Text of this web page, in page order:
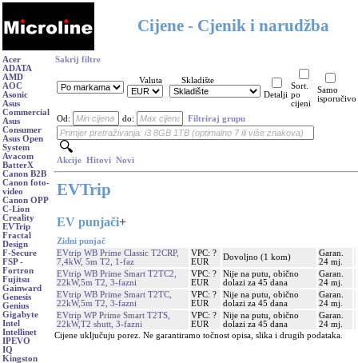
Cijene - Cjenik i narudžba
Acer
ADATA
AMD
AOC
Asonic
Asus
Commercial
Asus
Consumer
Asus Open
System
Avacom
BatterX
Canon B2B
Canon foto-
video
Canon OPP
C-Lion
Creality
EVTrip
Fractal
Design
F-Secure
FSP -
Fortron
Fujitsu
Gainward
Genesis
Genius
Gigabyte
Intel
Intellinet
IPEVO
IQ
Kingston
Sakrij filtre
Valuta
Skladište
Detalji
Sort.
po
cijeni
Samo
isporučivo
Od: do: Filtriraj grupu
Akcije Hitovi Novi
EVTrip
EV punjači+
Zidni punjač
EVtrip WB Prime Classic T2CRP,
7,4kW, 5m T2, 1-faz
VPC: ?
EUR
Dovoljno (1 kom)
Garan.
24 mj.
EVtrip WB Prime Smart T2TC2,
22kW,5m T2, 3-fazni
VPC: ?
EUR
Nije na putu, obično
dolazi za 45 dana
Garan.
24 mj.
EVtrip WB Prime Smart T2TC,
22kW,5m T2, 3-fazni
VPC: ?
EUR
Nije na putu, obično
dolazi za 45 dana
Garan.
24 mj.
EVtrip WP Prime Smart T2TS,
22kW,T2 shutt, 3-fazni
VPC: ?
EUR
Nije na putu, obično
dolazi za 45 dana
Garan.
24 mj.
Cijene uključuju porez. Ne garantiramo točnost opisa, slika i drugih podataka.